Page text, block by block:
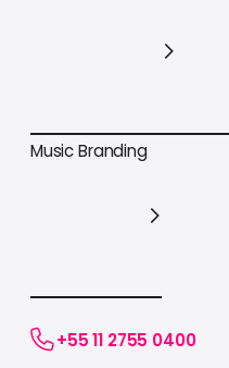
Para academias
Music Branding
+55 11 2755 0400